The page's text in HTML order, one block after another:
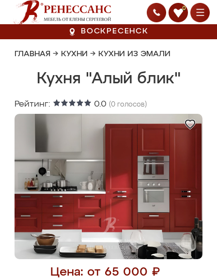
0
ВОСКРЕСЕНСК
ГЛАВНАЯ → КУХНИ → КУХНИ ИЗ ЭМАЛИ
Кухня "Алый блик"
Рейтинг: 0.0 (0 голосов)
Цена: от 65 000 ₽